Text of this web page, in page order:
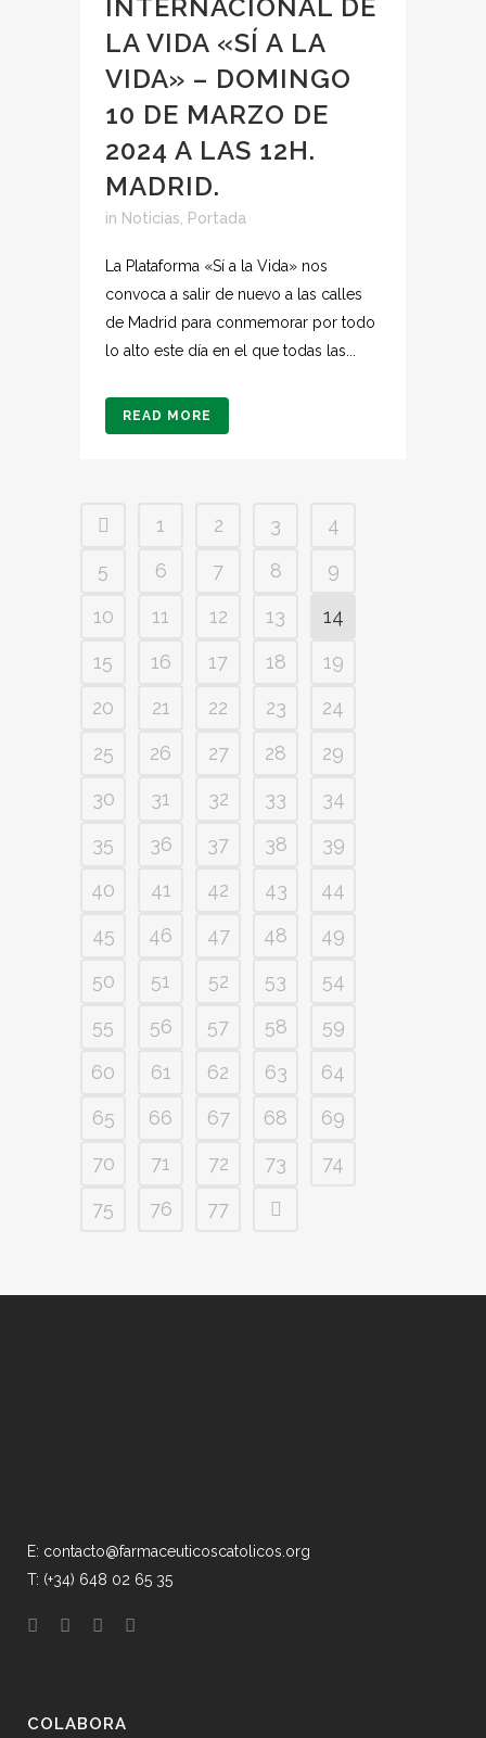
INTERNACIONAL DE
LA VIDA «SÍ A LA
VIDA» – DOMINGO
10 DE MARZO DE
2024 A LAS 12H.
MADRID.
in Noticias Portada
La Plataforma «Sí a la Vida» nos
convoca a salir de nuevo a las calles
de Madrid para conmemorar por todo
lo alto este día en el que todas las...
READ MORE
1 2 3
4
5
6 7 8
9
10
11 12 13
14
15
16 17 18
19
20
21 22 23
24
25
26 27 28
29
30
31 32 33
34
35
36 37 38
39
40
41 42 43
44
45
46 47 48
49
50
51 52 53
54
55
56 57 58
59
60
61 62 63
64
65
66 67 68
69
70
71 72 73
74
75
76 77
E: contacto@farmaceuticoscatolicos.org
T: (+34) 648 02 65 35
COLABORA